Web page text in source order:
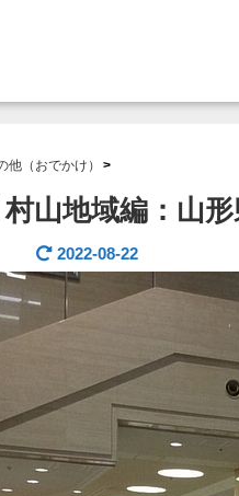
他（おでかけ）
村山地域編：山
2022-08-22